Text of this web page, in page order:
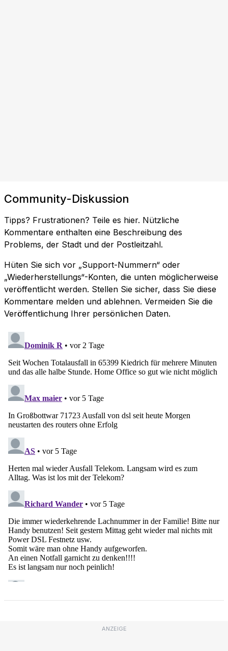
Community-Diskussion
Tipps? Frustrationen? Teile es hier. Nützliche
Kommentare enthalten eine Beschreibung des
Problems, der Stadt und der Postleitzahl.
Hüten Sie sich vor „Support-Nummern“ oder
„Wiederherstellungs“-Konten, die unten möglicherweise
veröffentlicht werden. Stellen Sie sicher, dass Sie diese
Kommentare melden und ablehnen. Vermeiden Sie die
Veröffentlichung Ihrer persönlichen Daten.
ANZEIGE